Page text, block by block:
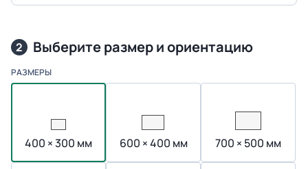
2 Выберите размер и ориентацию
РАЗМЕРЫ
400 × 300 мм 600 × 400 мм 700 × 500 мм